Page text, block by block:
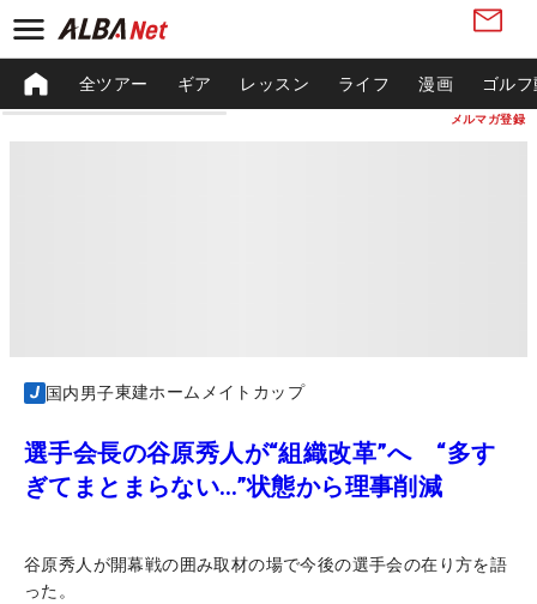
メルマガ登録
全ツアー ギア レッスン ライフ 漫画 ゴル
国内男子東建ホームメイトカップ
選手会長の谷原秀人が“組織改革”へ “多す
ぎてまとまらない…”状態から理事削減
谷原秀人が開幕戦の囲み取材の場で今後の選手会の在り方を語
った。